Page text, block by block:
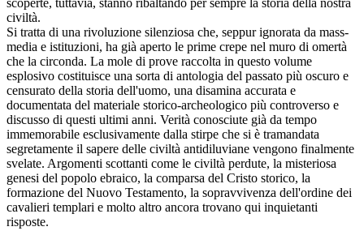
civiltà.
Si tratta di una rivoluzione silenziosa che, seppur ignorata da mass-
media e istituzioni, ha già aperto le prime crepe nel muro di omertà
che la circonda. La mole di prove raccolta in questo volume
esplosivo costituisce una sorta di antologia del passato più oscuro e
censurato della storia dell'uomo, una disamina accurata e
documentata del materiale storico-archeologico più controverso e
discusso di questi ultimi anni. Verità conosciute già da tempo
immemorabile esclusivamente dalla stirpe che si è tramandata
segretamente il sapere delle civiltà antidiluviane vengono finalmente
svelate. Argomenti scottanti come le civiltà perdute, la misteriosa
genesi del popolo ebraico, la comparsa del Cristo storico, la
formazione del Nuovo Testamento, la sopravvivenza dell'ordine dei
cavalieri templari e molto altro ancora trovano qui inquietanti
risposte.